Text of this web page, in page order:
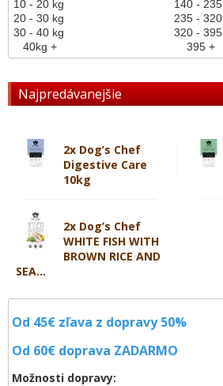
Od 45€ zľava z dopravy 50%
Od 60€ doprava ZADARMO
Možnosti dopravy:
Najpredávanejšie
2x Dog’s Chef
Digestive Care
10kg
2x Dog’s Chef
WHITE FISH WITH
BROWN RICE AND
SEA...
10 - 20 kg
140 - 235
20 - 30 kg
235 - 320
30 - 40 kg
320 - 395
40kg +
395 +